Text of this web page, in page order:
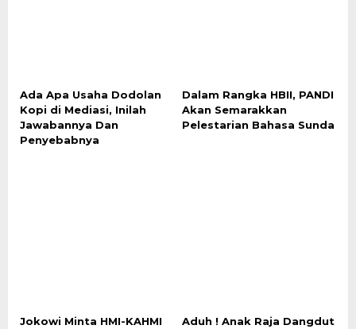
Ada Apa Usaha Dodolan
Kopi di Mediasi, Inilah
Jawabannya Dan
Penyebabnya
Dalam Rangka HBII, PANDI
Akan Semarakkan
Pelestarian Bahasa Sunda
Jokowi Minta HMI-KAHMI
Aduh ! Anak Raja Dangdut